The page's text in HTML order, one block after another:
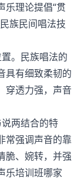
理论提倡“贯
族民间唱法技
。民族唱法的
具有细致柔韧的
穿透力强，声音
两结合的特
常强调声音的靠
脆、婉转，并强
乐培训班哪家